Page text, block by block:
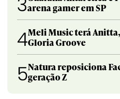
arena gamer em SP
4Meli Music terá
Gloria Groove
5Natura reposiciona
geração Z